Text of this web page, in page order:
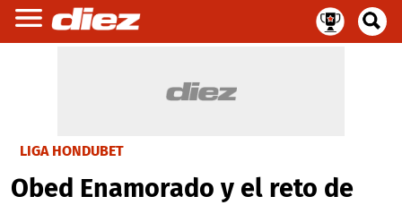
LIGA HONDUBET
Obed Enamorado y el reto de